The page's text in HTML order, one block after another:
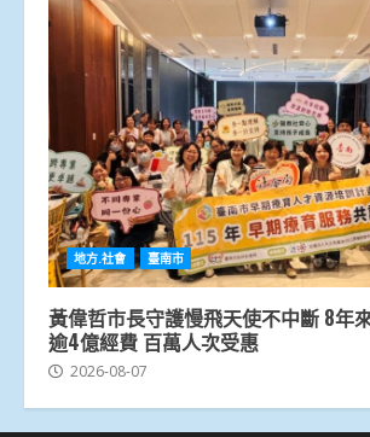
地方.社會 臺南市
黃偉哲市長守護慢飛天使不中斷 8年
逾4億經費 百萬人次受惠
2026-08-07